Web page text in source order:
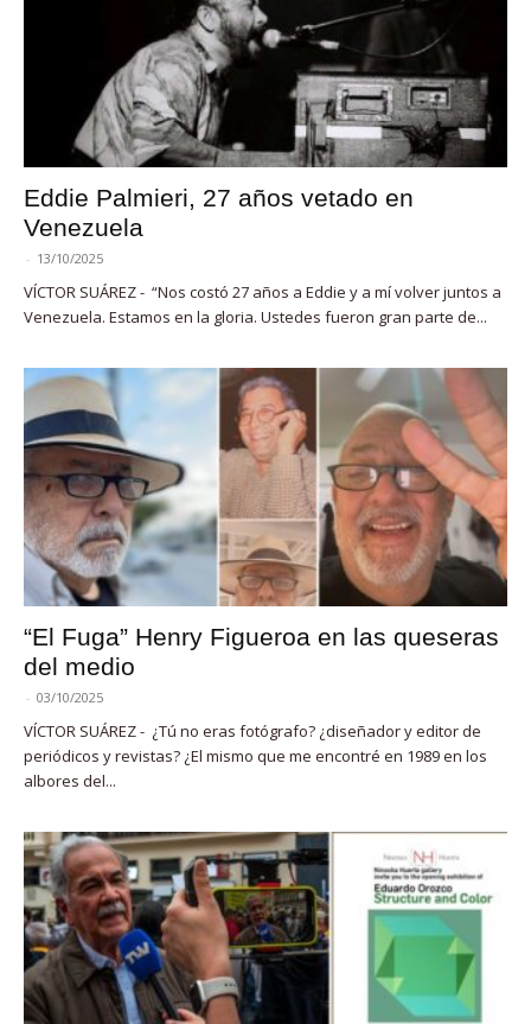
Eddie Palmieri, 27 años vetado en
Venezuela
- 13/10/2025
VÍCTOR SUÁREZ - “Nos costó 27 años a Eddie y a mí volver juntos a
Venezuela. Estamos en la gloria. Ustedes fueron gran parte de...
“El Fuga” Henry Figueroa en las queseras
del medio
- 03/10/2025
VÍCTOR SUÁREZ - ¿Tú no eras fotógrafo? ¿diseñador y editor de
periódicos y revistas? ¿El mismo que me encontré en 1989 en los
albores del...